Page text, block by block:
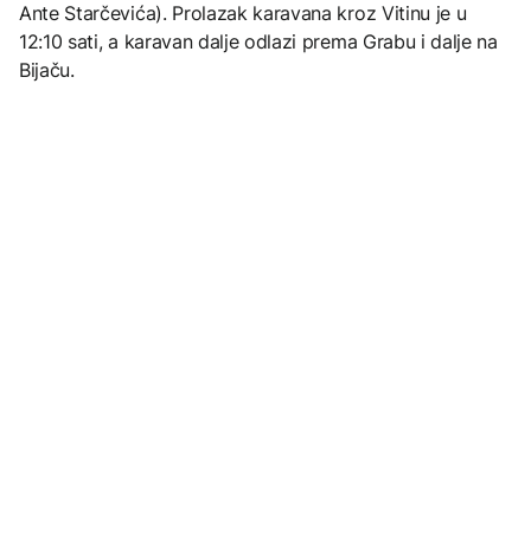
Ante Starčevića). Prolazak karavana kroz Vitinu je u
12:10 sati, a karavan dalje odlazi prema Grabu i dalje na
Bijaču.